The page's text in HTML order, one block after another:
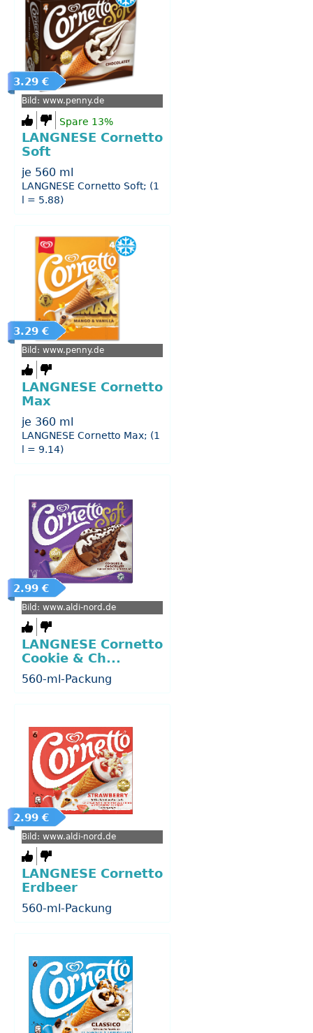
3.29 €
Bild: www.penny.de
Spare 13%
LANGNESE Cornetto
Soft
je 560 ml
LANGNESE Cornetto Soft; (1
l = 5.88)
3.29 €
Bild: www.penny.de
LANGNESE Cornetto
Max
je 360 ml
LANGNESE Cornetto Max; (1
l = 9.14)
2.99 €
Bild: www.aldi-nord.de
LANGNESE Cornetto
Cookie & Ch...
560-ml-Packung
2.99 €
Bild: www.aldi-nord.de
LANGNESE Cornetto
Erdbeer
560-ml-Packung